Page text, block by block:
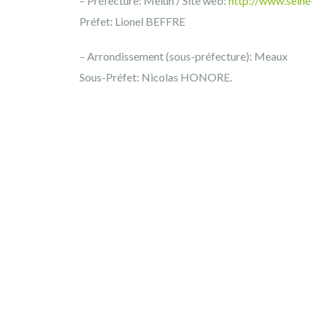
Préfet: Lionel BEFFRE
– Arrondissement (sous-préfecture): Meaux
Sous-Préfet: Nicolas HONORE.